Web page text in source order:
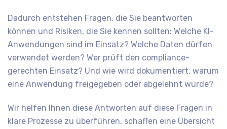
Dadurch entstehen Fragen, die Sie beantworten
können und Risiken, die Sie kennen sollten: Welche KI-
Anwendungen sind im Einsatz? Welche Daten dürfen
verwendet werden? Wer prüft den compliance-
gerechten Einsatz? Und wie wird dokumentiert, warum
eine Anwendung freigegeben oder abgelehnt wurde?
Wir helfen Ihnen diese Antworten auf diese Fragen in
klare Prozesse zu überführen, schaffen eine Übersicht